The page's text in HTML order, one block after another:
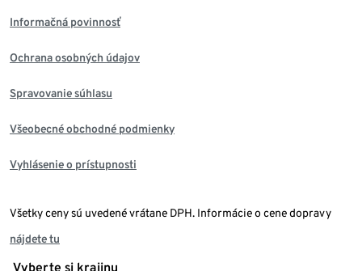
Informačná povinnosť
Ochrana osobných údajov
Spravovanie súhlasu
Všeobecné obchodné podmienky
Vyhlásenie o prístupnosti
Všetky ceny sú uvedené vrátane DPH. Informácie o cene dopravy
nájdete tu
Vyberte si krajinu